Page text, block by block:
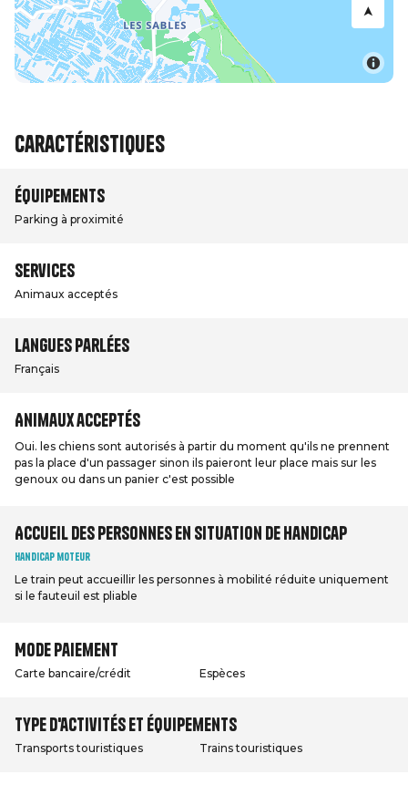
Caractéristiques
Équipements
Parking à proximité
Services
Animaux acceptés
Langues parlées
Français
Animaux acceptés
Oui. les chiens sont autorisés à partir du moment qu'ils ne prennent
pas la place d'un passager sinon ils paieront leur place mais sur les
genoux ou dans un panier c'est possible
Accueil des personnes en situation de handicap
Handicap moteur
Le train peut accueillir les personnes à mobilité réduite uniquement
si le fauteuil est pliable
Mode paiement
Carte bancaire/crédit Espèces
Type d'activités et équipements
Transports touristiques Trains touristiques